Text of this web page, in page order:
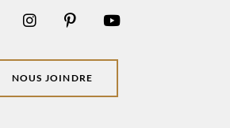
NOUS JOINDRE